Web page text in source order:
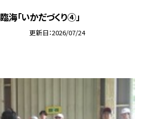
臨海「いかだづくり④」
更新日 2026/07/24